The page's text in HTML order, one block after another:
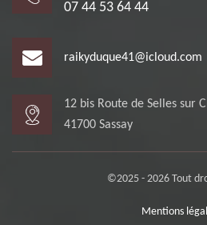
07 44 53 64 44
raikyduque41@icloud.com
12 bis Route de Selles sur
41700 Sassay
©2025 - 2026 Tout
Mentions